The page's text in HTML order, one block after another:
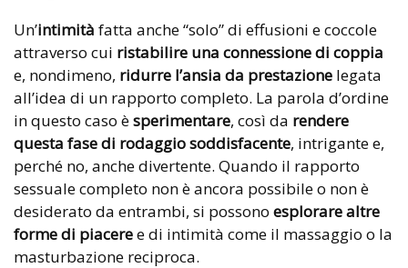
Un’intimità fatta anche “solo” di effusioni e coccole
attraverso cui ristabilire una connessione di coppia
e, nondimeno, ridurre l’ansia da prestazione legata
all’idea di un rapporto completo. La parola d’ordine
in questo caso èsperimentare, così da rendere
questa fase di rodaggio soddisfacente, intrigante e,
perché no, anche divertente. Quando il rapporto
sessuale completo non è ancora possibile o non è
desiderato da entrambi, si possono esplorare altre
forme di piaceree di intimità come il massaggio o la
masturbazione reciproca.